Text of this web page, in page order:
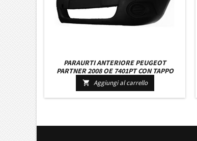
PARAURTI ANTERIORE PEUGEOT
PARTNER 2008 OE 7401PT CON TAPPO
GANCIO TRAINO
 Aggiungi al carrello